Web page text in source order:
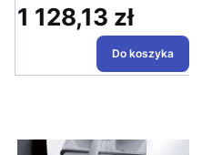
Cena
1 128,13 zł
Do koszyka